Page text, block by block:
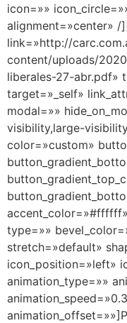
icon=»»
alignment=»center» /
link=»http://
content/uploads/
liberales-27-abr.pdf»
target=»_self»
modal=»»
visibility,large-
color=»custom»
type=»»
stretch=»default»
icon_position=»left»
animation_type=»»